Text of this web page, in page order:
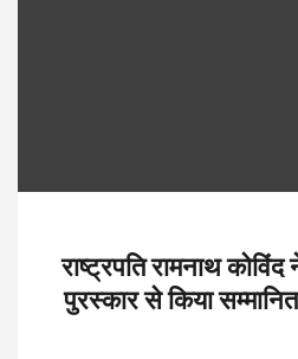
राष्ट्रपति रामनाथ
पुरस्कार से किया